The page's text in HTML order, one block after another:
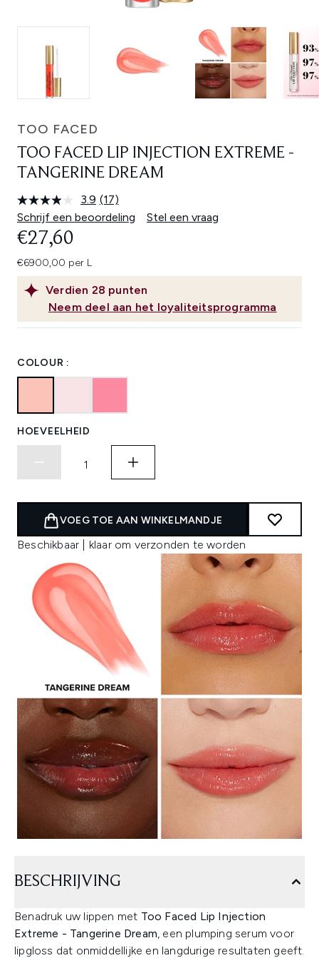
TOO FACED
TOO FACED LIP INJECTION EXTREME -
TANGERINE DREAM
3.9 Lees
17
beoordelingen.
(17)
Schrijf een beoordeling
Stel een vraag
Verdien 28 punten
Neem deel aan het loyaliteitsprogramma
€27,60
€6900,00 per L
COLOUR :
HOEVEELHEID
VOEG TOE AAN WINKELMANDJE
Beschikbaar | klaar om verzonden te worden
BESCHRIJVING
Benadruk uw lippen met Too Faced Lip Injection
Extreme - Tangerine Dream, een plumping serum voor
lipgloss dat onmiddellijke en langdurige resultaten geeft.